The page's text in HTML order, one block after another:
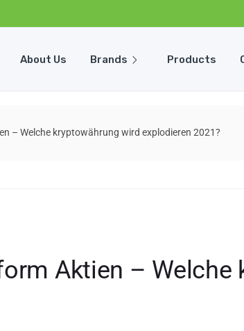
About Us Brands Products
– Welche kryptowährung wird explodieren 2021?
Aktien – Welche